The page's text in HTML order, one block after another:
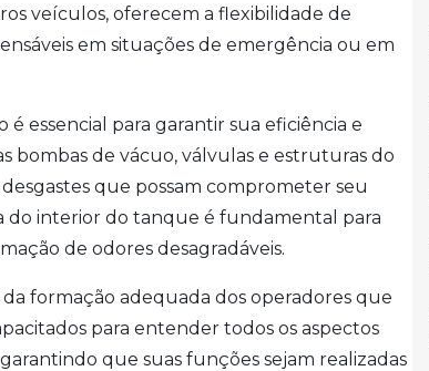
veículos, oferecem a flexibilidade de
em situações de emergência ou em
essencial para garantir sua eficiência e
bombas de vácuo, válvulas e estruturas do
que possam comprometer seu
do interior do tanque é fundamental para
de odores desagradáveis.
formação adequada dos operadores que
para entender todos os aspectos
que suas funções sejam realizadas